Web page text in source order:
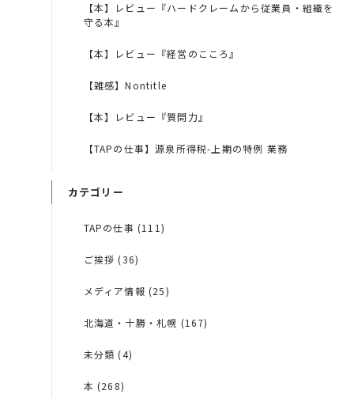
【本】レビュー『ハードクレームから従業員・組織を
守る本』
【本】レビュー『経営のこころ』
【雑感】Nontitle
【本】レビュー『質問力』
【TAPの仕事】源泉所得税-上期の特例 業務
カテゴリー
TAPの仕事 (111)
ご挨拶 (36)
メディア情報 (25)
北海道・十勝・札幌 (167)
未分類 (4)
本 (268)